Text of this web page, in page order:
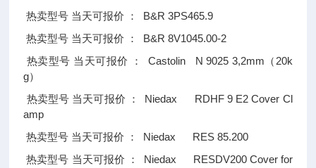
热卖型号 当天可报价 ： B&R 3PS465.9
热卖型号 当天可报价 ： B&R 8V1045.00-2
热卖型号 当天可报价 ： Castolin N 9025 3,2mm （ 20k
g）
热卖型号 当天可报价 ：
Niedax RDHF 9 E2 Cover Cl
amp
热卖型号 当天可报价 ： Niedax RES 85.200
热卖型号 当天可报价 ：
Niedax RESDV200 Cover for